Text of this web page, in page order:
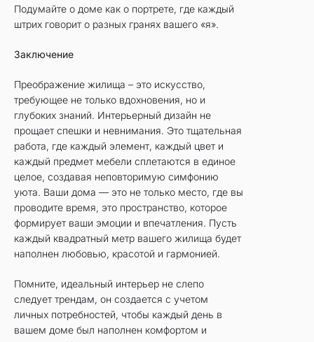
Подумайте о доме как о портрете, где каждый
штрих говорит о разных гранях вашего «я».
Заключение
Преображение жилища – это искусство,
требующее не только вдохновения, но и
глубоких знаний. Интерьерный дизайн не
прощает спешки и невнимания. Это тщательная
работа, где каждый элемент, каждый цвет и
каждый предмет мебели сплетаются в единое
целое, создавая неповторимую симфонию
уюта. Ваши дома — это не только место, где вы
проводите время, это пространство, которое
формирует ваши эмоции и впечатления. Пусть
каждый квадратный метр вашего жилища будет
наполнен любовью, красотой и гармонией.
Помните, идеальный интерьер не слепо
следует трендам, он создается с учетом
личных потребностей, чтобы каждый день в
вашем доме был наполнен комфортом и